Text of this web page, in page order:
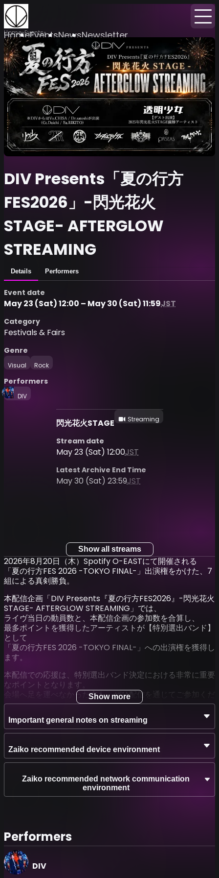
HomeEventsNewsNewsletter
Home Events
DIV Presents「夏の行方
FES2026」-閃光花火
STAGE- AFTERGLOW
STREAMING
Details Performers
Event date
May 23 (Sat) 12:00 – May 30 (Sat) 11:59JST
Category
Festivals & Fairs
Genre
Visual Rock
Performers
DIV
閃光花火STAGE Streaming
Stream date
May 23 (Sat) 12:00JST
Latest Archive End Time
May 30 (Sat) 23:59JST
Show all streams
2026年8月20日（木）Spotify O-EASTにて開催される
「夏の行方FES 2026 -TOKYO FINAL-」出演権をかけた、7
組による真剣勝負。
本配信企画「DIV Presents『夏の行方FES2026』-閃光花火
STAGE- AFTERGLOW STREAMING」では、
ライヴ当日の動員数と、本配信企画の参加数を合算し、
最多ポイントを獲得したアーティストが【特別選出バンド】
として
「夏の行方FES 2026 -TOKYO FINAL-」への出演権を獲得し
ます。
本配信での応援は、特別選出バンド決定における非常に重要
なポイントとなります。
会場へ足を運べなかった方も、ぜひ配信を通じてご参加くだ
さい。
なお、DIVライヴパートはダイジェスト版での配信となりま
す。
この夏、Spotify O-EASTへの切符を掴むのは誰なのか。
その瞬間を、ぜひ配信でお見届けください。
【出演】
DIV（Vo. CHISA / Dr. satoshi / Gt. Daichi / Ba. RIKITO）
【ゲスト】透明少女
リヴァレス
ルルノネ
シンギュラリティ
【2nd/A】Re:bellion
Show more
Important general notes on streaming
Zaiko recommended device environment
Zaiko recommended network communication
environment
Performers
DIV